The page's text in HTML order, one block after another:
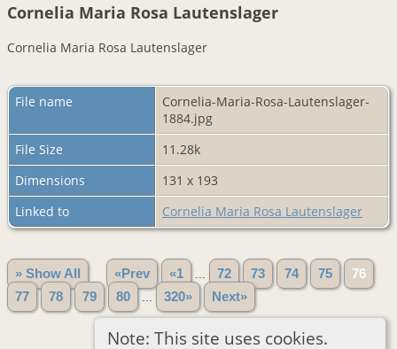
Note: This site uses cookies.
Cornelia Maria Rosa Lautenslager
Cornelia Maria Rosa Lautenslager
File name
Cornelia-Maria-Rosa-Lautenslager-
1884.jpg
File Size
11.28k
Dimensions
131 x 193
Linked to
Cornelia Maria Rosa Lautenslager
» Show All «Prev «1 72 73 74 75
76
77
78 79 80 320» Next»